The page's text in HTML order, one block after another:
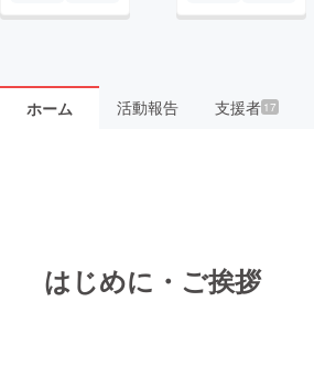
ホーム 活動報告 支援者 17
はじめに・ご挨拶